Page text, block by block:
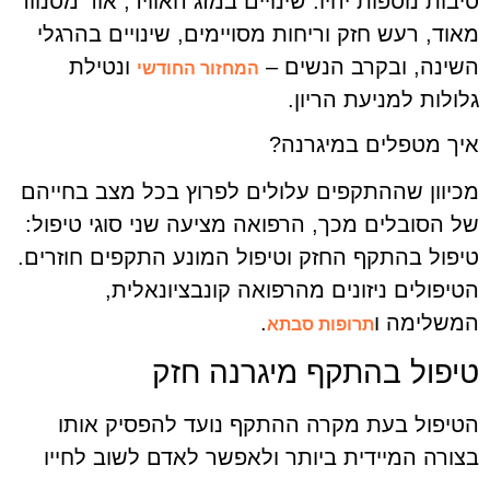
מאוד, רעש חזק וריחות מסויימים, שינויים בהרגלי
השינה, ובקרב הנשים – המחזור החודשי ונטילת
גלולות למניעת הריון.
איך מטפלים במיגרנה?
מכיוון שההתקפים עלולים לפרוץ בכל מצב בחייהם
של הסובלים מכך, הרפואה מציעה שני סוגי טיפול:
טיפול בהתקף החזק וטיפול המונע התקפים חוזרים.
הטיפולים ניזונים מהרפואה קונבציונאלית,
המשלימה ותרופות סבתא.
טיפול בהתקף מיגרנה חזק
הטיפול בעת מקרה ההתקף נועד להפסיק אותו
בצורה המיידית ביותר ולאפשר לאדם לשוב לחייו